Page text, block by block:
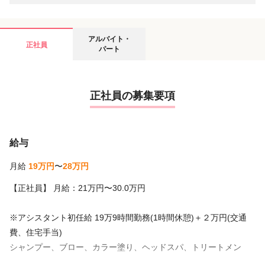
正社員
アルバイト・
パート
正社員の募集要項
給与
月給 19万円〜28万円
【正社員】 月給：21万円〜30.0万円
※アシスタント初任給 19万9時間勤務(1時間休憩)＋２万円(交通
費、住宅手当)
シャンプー、ブロー、カラー塗り、ヘッドスパ、トリートメン